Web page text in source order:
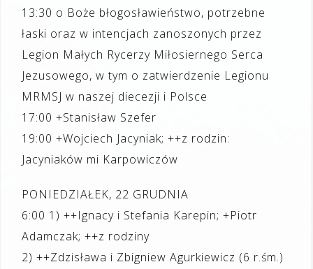
13:30 o Boże błogosławieństwo, potrzebne
łaski oraz w intencjach zanoszonych przez
Legion Małych Rycerzy Miłosiernego Serca
Jezusowego, w tym o zatwierdzenie Legionu
MRMSJ w naszej diecezji i Polsce
17:00 +Stanisław Szefer
19:00 +Wojciech Jacyniak; ++z rodzin:
Jacyniaków mi Karpowiczów
PONIEDZIAŁEK, 22 GRUDNIA
6:00 1) ++Ignacy i Stefania Karepin; +Piotr
Adamczak; ++z rodziny
2) ++Zdzisława i Zbigniew Agurkiewicz (6 r.śm.)